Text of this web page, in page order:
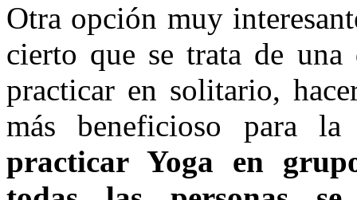
Otra opción muy
cierto que se trata de
practicar en solitario,
más beneficioso para
practicar Yoga en